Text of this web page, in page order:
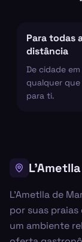
Para todas
distância
De cidade
qualquer
para ti.
L'Ametlla de
por suas
um ambiente